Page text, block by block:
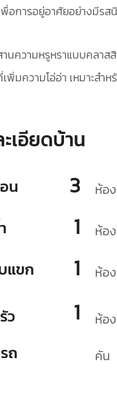
อการอยู่อาศัยอย่างมีรส
นความหรูหราแบบคลาส
พิ่มความโอ่อ่า เหมาะสำ
เอียดบ้าน
น 3 ห้อง
1 ห้อง
แขก 1 ห้อง
ว 1 ห้อง
ถ คัน